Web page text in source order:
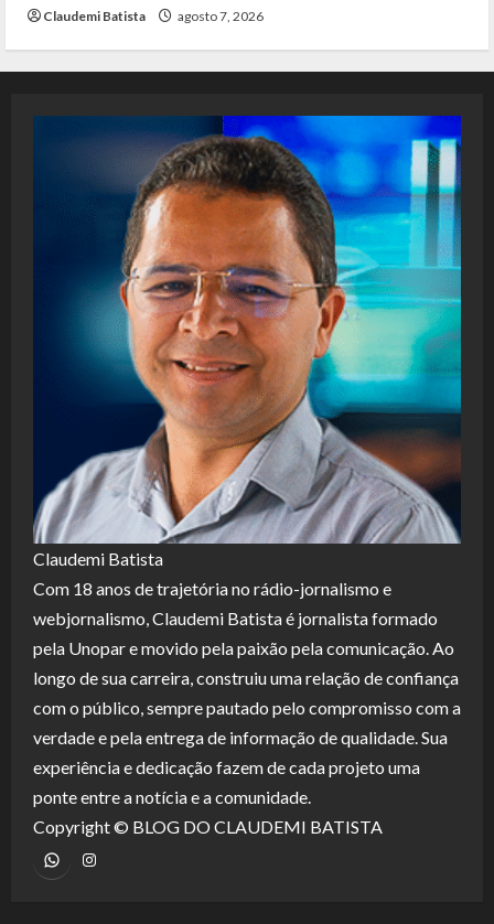
Claudemi Batista agosto 7, 2026
Claudemi Batista
Com 18 anos de trajetória no rádio-jornalismo e
webjornalismo, Claudemi Batista é jornalista formado
pela Unopar e movido pela paixão pela comunicação. Ao
longo de sua carreira, construiu uma relação de confiança
com o público, sempre pautado pelo compromisso com a
verdade e pela entrega de informação de qualidade. Sua
experiência e dedicação fazem de cada projeto uma
ponte entre a notícia e a comunidade.
Copyright © BLOG DO CLAUDEMI BATISTA
WhatsApp Instagram